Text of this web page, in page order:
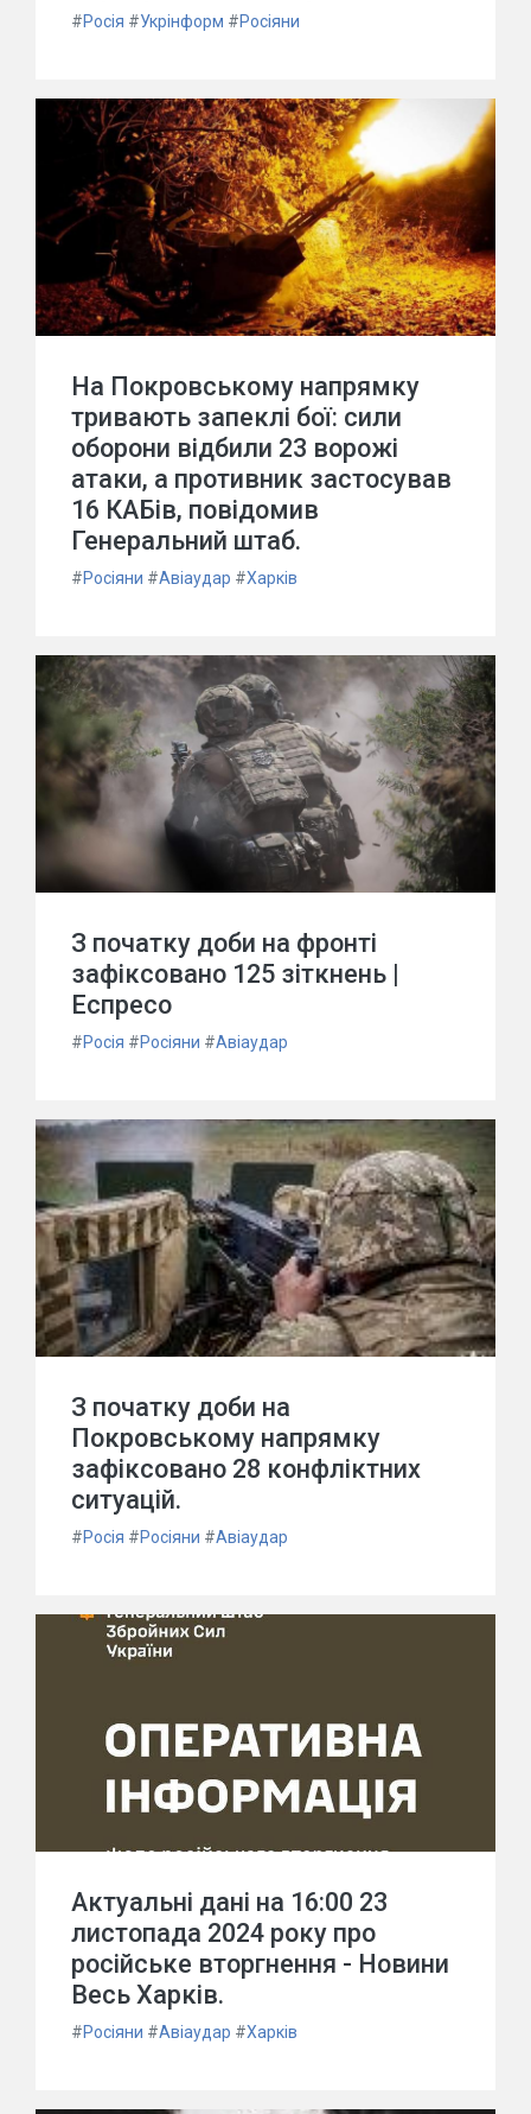
#Росія #Укрінформ #Росіяни
На Покровському напрямку
тривають запеклі бої: сили
оборони відбили 23 ворожі
атаки, а противник застосував
16 КАБів, повідомив
Генеральний штаб.
#Росіяни #Авіаудар #Харків
З початку доби на фронті
зафіксовано 125 зіткнень |
Еспресо
#Росія #Росіяни #Авіаудар
З початку доби на
Покровському напрямку
зафіксовано 28 конфліктних
ситуацій.
#Росія #Росіяни #Авіаудар
Актуальні дані на 16:00 23
листопада 2024 року про
російське вторгнення - Новини
Весь Харків.
#Росіяни #Авіаудар #Харків